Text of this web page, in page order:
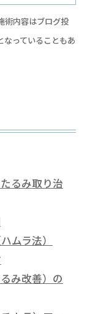
術内容はブログ投
なっていることもあ
るみ取り治
ムラ法）
み改善）の